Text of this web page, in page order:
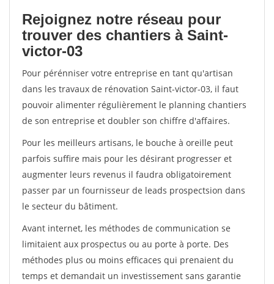
Rejoignez notre réseau pour
trouver des chantiers à Saint-
victor-03
Pour pérénniser votre entreprise en tant qu'artisan
dans les travaux de rénovation Saint-victor-03, il faut
pouvoir alimenter régulièrement le planning chantiers
de son entreprise et doubler son chiffre d'affaires.
Pour les meilleurs artisans, le bouche à oreille peut
parfois suffire mais pour les désirant progresser et
augmenter leurs revenus il faudra obligatoirement
passer par un fournisseur de leads prospectsion dans
le secteur du bâtiment.
Avant internet, les méthodes de communication se
limitaient aux prospectus ou au porte à porte. Des
méthodes plus ou moins efficaces qui prenaient du
temps et demandait un investissement sans garantie